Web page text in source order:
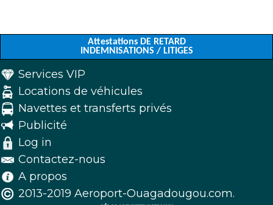
Attestations DE RETARD
INDEMNISATIONS / LITIGES
Services VIP
Locations de véhicules
Navettes et transferts privés
Publicité
Log in
Contactez-nous
A propos
2013-2019 Aeroport-Ouagadougou.com.